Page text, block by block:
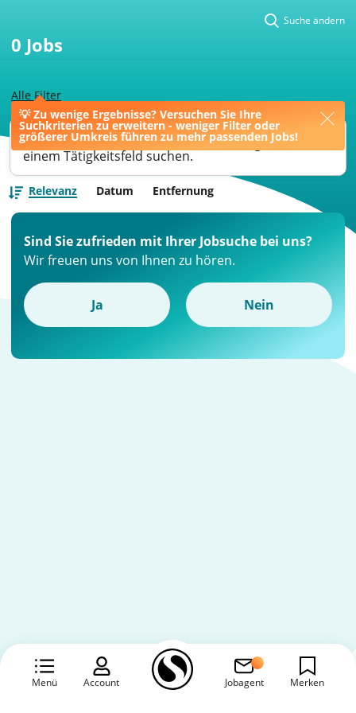
💡 Zu wenige Ergebnisse? Versuchen Sie Ihre
Suchkriterien zu erweitern - weniger Filter oder
größerer Umkreis führen zu mehr passenden Jobs!
Alle Filter
Suche ändern
0 Jobs
Ihre Jobsuche könnte bessere Ergebnisse liefern,
wenn Sie nach einer Berufsbezeichnung oder
einem Tätigkeitsfeld suchen.
Relevanz Datum Entfernung
Menü Account Jobagent Merken
Sind Sie zufrieden mit Ihrer Jobsuche bei uns?
Wir freuen uns von Ihnen zu hören.
Ja Nein